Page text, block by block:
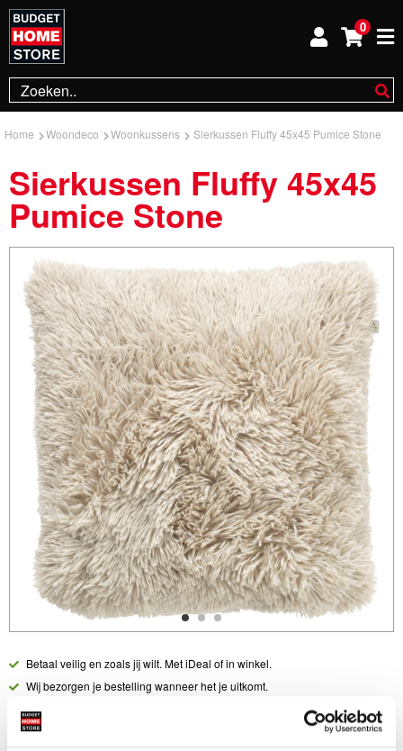
0
Home Woondeco Woonkussens Sierkussen Fluffy 45x45 Pumice Stone
Sierkussen Fluffy 45x45
Pumice Stone
Betaal veilig en zoals jij wilt. Met iDeal of in winkel.
Wij bezorgen je bestelling wanneer het je uitkomt.
Liever afhalen in 1 van onze 19 vestigingen? Geen probleem!
Vraag over een product? Neem direct